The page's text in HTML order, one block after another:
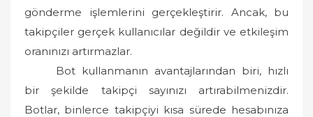
gönderme işlemlerini gerçekleştirir. Ancak, bu
takipçiler gerçek kullanıcılar değildir ve etkileşim
oranınızı artırmazlar.
Bot kullanmanın avantajlarından biri, hızlı
bir şekilde takipçi sayınızı artırabilmenizdir.
Botlar, binlerce takipçiyi kısa sürede hesabınıza